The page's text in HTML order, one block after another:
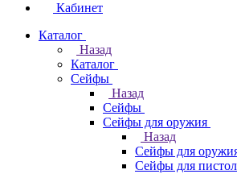
Кабинет
Каталог
Назад
Каталог
Cейфы
Назад
Cейфы
Cейфы для оружия
Назад
Cейфы для
Сейфы для